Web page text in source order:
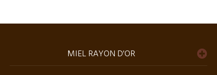
MIEL RAYON D'OR